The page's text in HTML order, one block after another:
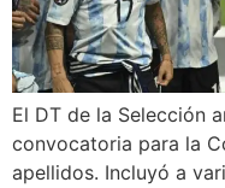
El DT de la Selección
convocatoria para la
apellidos. Incluyó a